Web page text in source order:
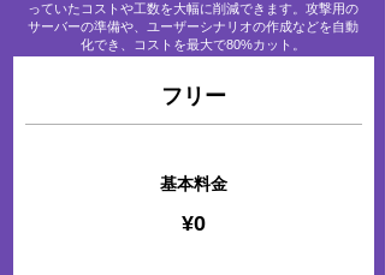
っていたコストや工数を大幅に削減できます。攻撃用の
サーバーの準備や、ユーザーシナリオの作成などを自動
化でき、コストを最大で80%カット。
​フリー
​基本料金​
¥0